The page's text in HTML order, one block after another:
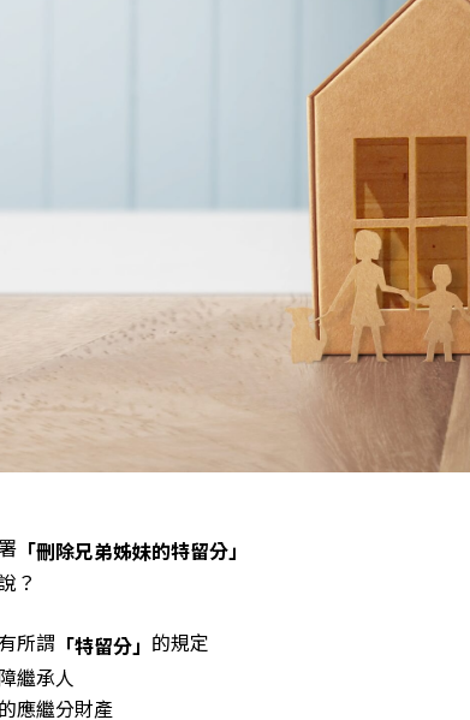
「刪除兄弟姊妹的特留分」
？
所謂 「特留分」 的規定
繼承人
應繼分財產